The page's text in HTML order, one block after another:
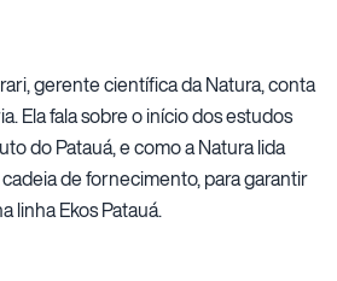
gerente científica da Natura, conta
Ela fala sobre o início dos estudos
do Patauá, e como a Natura lida
de fornecimento, para garantir
linha Ekos Patauá.